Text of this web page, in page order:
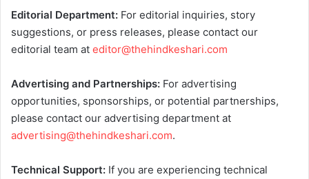
Editorial Department: For editorial inquiries, story
suggestions, or press releases, please contact our
editorial team at editor@thehindkeshari.com
Advertising and Partnerships: For advertising
opportunities, sponsorships, or potential partnerships,
please contact our advertising department at
advertising@thehindkeshari.com.
Technical Support: If you are experiencing technical